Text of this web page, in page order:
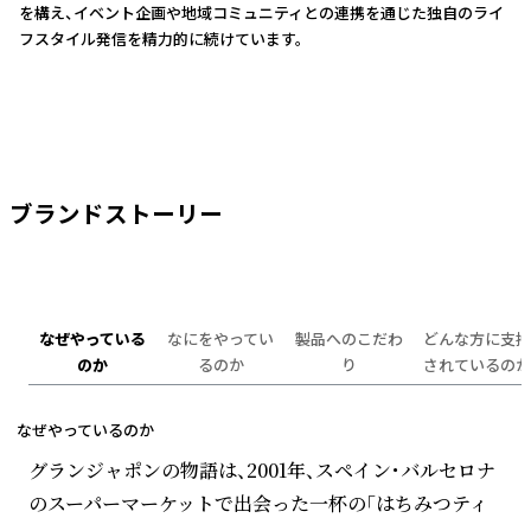
を構え、イベント企画や地域コミュニティとの連携を通じた独自のライ
フスタイル発信を精力的に続けています。
ブランドストーリー
なぜやっている
のか
なにをやってい
るのか
製品へのこだわ
り
どんな方に支持
されているのか
なぜやっているのか
グランジャポンの物語は、2001年、スペイン・バルセロナ
のスーパーマーケットで出会った一杯の「はちみつティ